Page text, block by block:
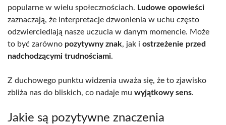
popularne w wielu społecznościach. Ludowe opowieści
zaznaczają, że interpretacje dzwonienia w uchu często
odzwierciedlają nasze uczucia w danym momencie. Może
to być zarówno pozytywny znak, jak i ostrzeżenie przed
nadchodzącymi trudnościami.
Z duchowego punktu widzenia uważa się, że to zjawisko
zbliża nas do bliskich, co nadaje mu wyjątkowy sens.
Jakie są pozytywne znaczenia